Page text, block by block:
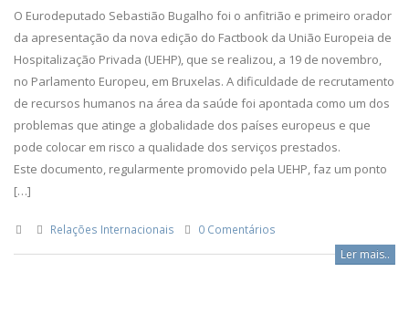
O Eurodeputado Sebastião Bugalho foi o anfitrião e primeiro orador
da apresentação da nova edição do Factbook da União Europeia de
Hospitalização Privada (UEHP), que se realizou, a 19 de novembro,
no Parlamento Europeu, em Bruxelas. A dificuldade de recrutamento
de recursos humanos na área da saúde foi apontada como um dos
problemas que atinge a globalidade dos países europeus e que
pode colocar em risco a qualidade dos serviços prestados.
Este documento, regularmente promovido pela UEHP, faz um ponto
[…]
Relações Internacionais 0 Comentários
Ler mais..